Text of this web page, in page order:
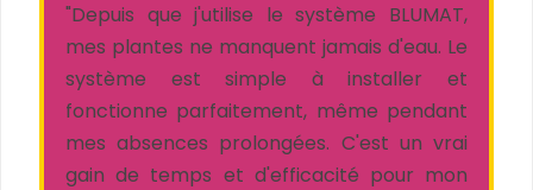
"Depuis que j'utilise le système BLUMAT,
mes plantes ne manquent jamais d'eau. Le
système est simple à installer et
fonctionne parfaitement, même pendant
mes absences prolongées. C'est un vrai
gain de temps et d'efficacité pour mon